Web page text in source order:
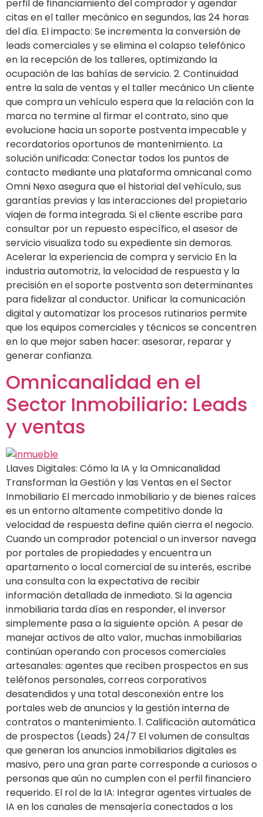
perfil de financiamiento del comprador y agendar
citas en el taller mecánico en segundos, las 24 horas
del día. El impacto: Se incrementa la conversión de
leads comerciales y se elimina el colapso telefónico
en la recepción de los talleres, optimizando la
ocupación de las bahías de servicio. 2. Continuidad
entre la sala de ventas y el taller mecánico Un cliente
que compra un vehículo espera que la relación con la
marca no termine al firmar el contrato, sino que
evolucione hacia un soporte postventa impecable y
recordatorios oportunos de mantenimiento. La
solución unificada: Conectar todos los puntos de
contacto mediante una plataforma omnicanal como
Omni Nexo asegura que el historial del vehículo, sus
garantías previas y las interacciones del propietario
viajen de forma integrada. Si el cliente escribe para
consultar por un repuesto específico, el asesor de
servicio visualiza todo su expediente sin demoras.
Acelerar la experiencia de compra y servicio En la
industria automotriz, la velocidad de respuesta y la
precisión en el soporte postventa son determinantes
para fidelizar al conductor. Unificar la comunicación
digital y automatizar los procesos rutinarios permite
que los equipos comerciales y técnicos se concentren
en lo que mejor saben hacer: asesorar, reparar y
generar confianza.
Omnicanalidad en el
Sector Inmobiliario: Leads
y ventas
Llaves Digitales: Cómo la IA y la Omnicanalidad
Transforman la Gestión y las Ventas en el Sector
Inmobiliario El mercado inmobiliario y de bienes raíces
es un entorno altamente competitivo donde la
velocidad de respuesta define quién cierra el negocio.
Cuando un comprador potencial o un inversor navega
por portales de propiedades y encuentra un
apartamento o local comercial de su interés, escribe
una consulta con la expectativa de recibir
información detallada de inmediato. Si la agencia
inmobiliaria tarda días en responder, el inversor
simplemente pasa a la siguiente opción. A pesar de
manejar activos de alto valor, muchas inmobiliarias
continúan operando con procesos comerciales
artesanales: agentes que reciben prospectos en sus
teléfonos personales, correos corporativos
desatendidos y una total desconexión entre los
portales web de anuncios y la gestión interna de
contratos o mantenimiento. 1. Calificación automática
de prospectos (Leads) 24/7 El volumen de consultas
que generan los anuncios inmobiliarios digitales es
masivo, pero una gran parte corresponde a curiosos o
personas que aún no cumplen con el perfil financiero
requerido. El rol de la IA: Integrar agentes virtuales de
IA en los canales de mensajería conectados a los